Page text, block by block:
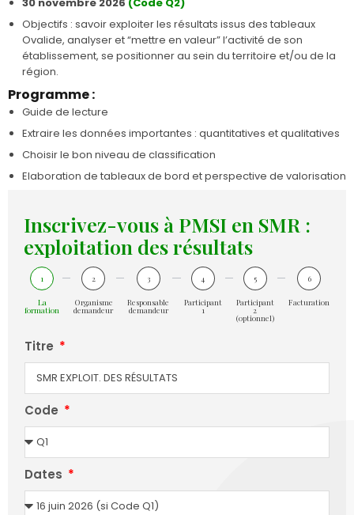
Objectifs : savoir exploiter les résultats issus des tableaux
Ovalide, analyser et “mettre en valeur” l’activité de son
établissement, se positionner au sein du territoire et/ou de la
région.
Programme :
Guide de lecture
Extraire les données importantes : quantitatives et qualitatives
Choisir le bon niveau de classification
Elaboration de tableaux de bord et perspective de valorisation
Inscrivez-vous à PMSI en SMR :
exploitation des résultats
1
La
formation
2
Organisme
demandeur
3
Responsable
demandeur
4
Participant
1
5
Participant
2
(optionnel)
6
Facturation
Titre
Code
Dates